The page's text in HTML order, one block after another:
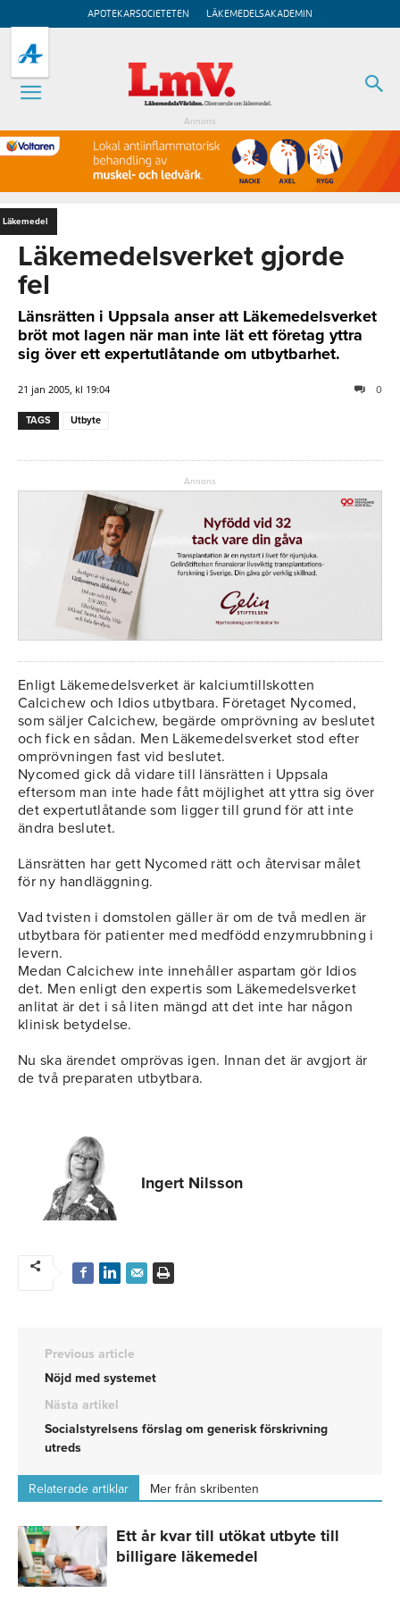
APOTEKARSOCIETETEN LÄKEMEDELSAKADEMIN
Annons
Läkemedel
Läkemedelsverket gjorde
fel
Länsrätten i Uppsala anser att Läkemedelsverket
bröt mot lagen när man inte lät ett företag yttra
sig över ett expertutlåtande om utbytbarhet.
21 jan 2005, kl 19:04 0
TAGS Utbyte
Annons
Enligt Läkemedelsverket är kalciumtillskotten
Calcichew och Idios utbytbara. Företaget Nycomed,
som säljer Calcichew, begärde omprövning av beslutet
och fick en sådan. Men Läkemedelsverket stod efter
omprövningen fast vid beslutet.
Nycomed gick då vidare till länsrätten i Uppsala
eftersom man inte hade fått möjlighet att yttra sig över
det expertutlåtande som ligger till grund för att inte
ändra beslutet.
Länsrätten har gett Nycomed rätt och återvisar målet
för ny handläggning.
Vad tvisten i domstolen gäller är om de två medlen är
utbytbara för patienter med medfödd enzymrubbning i
levern.
Medan Calcichew inte innehåller aspartam gör Idios
det. Men enligt den expertis som Läkemedelsverket
anlitat är det i så liten mängd att det inte har någon
klinisk betydelse.
Nu ska ärendet omprövas igen. Innan det är avgjort är
de två preparaten utbytbara.
Ingert Nilsson
Previous article
Nöjd med systemet
Nästa artikel
Socialstyrelsens förslag om generisk förskrivning
utreds
Relaterade artiklar Mer från skribenten
Ett år kvar till utökat utbyte till
billigare läkemedel